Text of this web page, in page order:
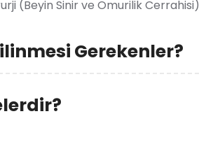
(Beyin Sinir ve Omurilik Cerrahisi)
Gerekenler?